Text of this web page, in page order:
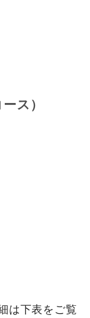
ス）
は下表をご覧